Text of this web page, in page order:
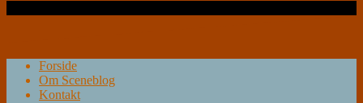
Forside
Om Sceneblog
Kontakt